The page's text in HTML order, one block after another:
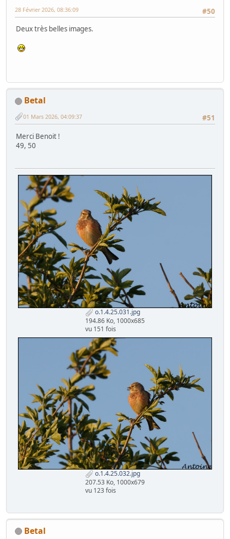
#50
28 Février 2026, 08:36:09
Deux très belles images.
Betal
#51
01 Mars 2026, 04:09:37
Merci Benoit !
49, 50
o.1.4.25.031.jpg
194.86 Ko, 1000x685
vu 151 fois
o.1.4.25.032.jpg
207.53 Ko, 1000x679
vu 123 fois
Betal